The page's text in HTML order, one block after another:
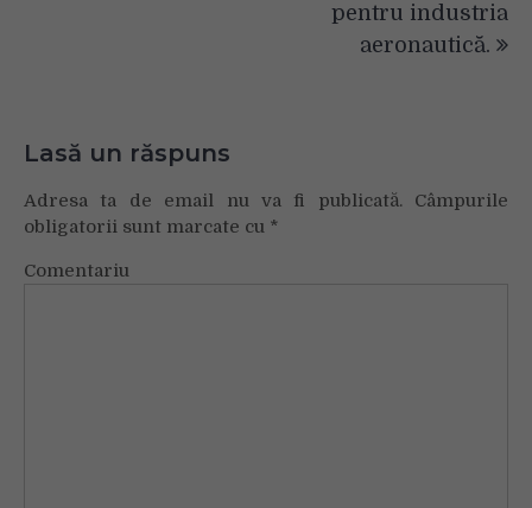
pentru industria
aeronautică.
Lasă un răspuns
Adresa ta de email nu va fi publicată.Câmpurile
obligatorii sunt marcate cu *
Comentariu